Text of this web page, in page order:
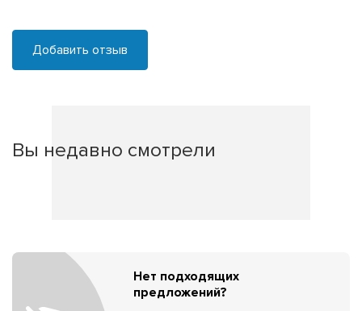
Добавить отзыв
Вы недавно смотрели
Нет подходящих
предложений?